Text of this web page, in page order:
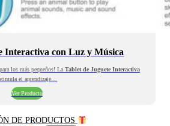
Interactiva con Luz y Música
los más pequeños! La Tablet de Juguete Interactiva
el aprendizaje…
Ver Producto
DE PRODUCTOS